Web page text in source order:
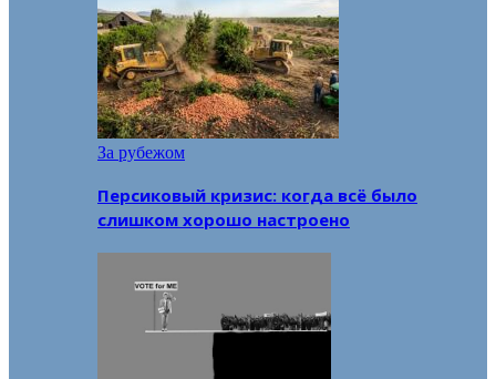
За рубежом
Персиковый кризис: когда всё было
слишком хорошо настроено